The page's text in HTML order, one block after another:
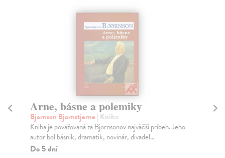
Arne, básne a polemiky
Bjornson Bjornstjerne | Kniha
Kniha je považovaná za Bjornsonov najväčší príbeh. Jeho
autor bol básnik, dramatik, novinár, divadel...
Do 5 dní